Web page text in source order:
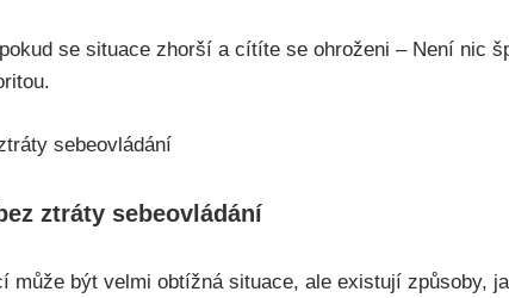
se situace zhorší a cítíte se ohroženi – Není nic
ztráty sebeovládání
může být velmi obtížná situace, ale existují způsoby,